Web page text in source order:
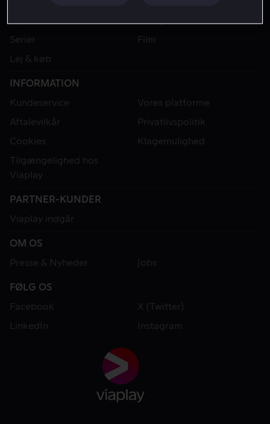
Sport
Kategorier
Serier
Film
Lej & køb
INFORMATION
Kundeservice
Vores platforme
Aftalevilkår
Privatlivspolitik
Cookies
Klagemulighed
Tilgængelighed hos
Viaplay
PARTNER-KUNDER
Viaplay indgår
OM OS
Presse & Nyheder
Jobs
FØLG OS
Facebook
X (Twitter)
LinkedIn
Instagram